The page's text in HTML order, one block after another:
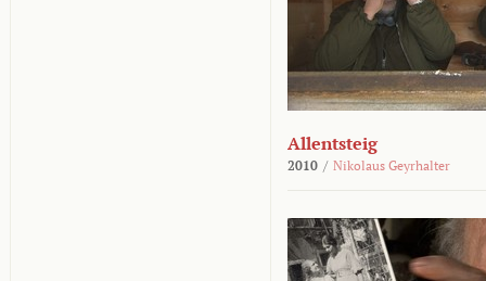
Allentsteig
2010 / Nikolaus Geyrhalter